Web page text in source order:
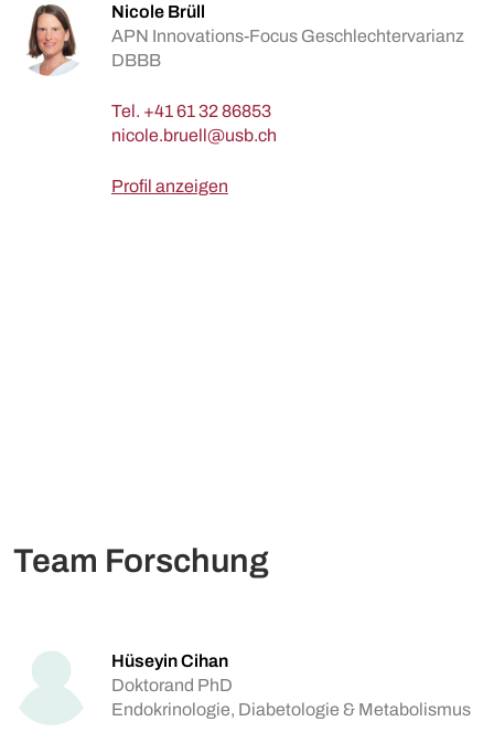
Nicole Brüll
APN Innovations-Focus Geschlechtervarianz
DBBB
Tel. +41 61 32 86853
Profil anzeigen
Team Forschung
Hüseyin Cihan
Doktorand PhD
Endokrinologie, Diabetologie & Metabolismus